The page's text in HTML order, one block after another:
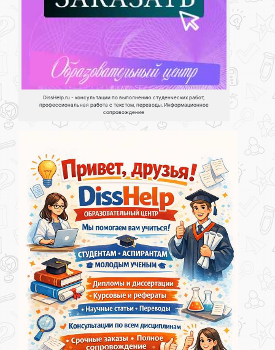
DissHelp.ru - консультации по выполнению студенческих работ,
профессиональная работа с текстом, переводы. Информационное
сопровождение